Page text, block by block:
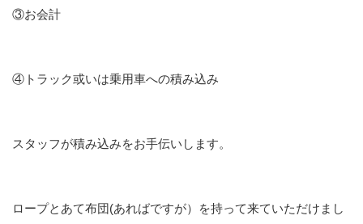
③お会計
④トラック或いは乗用車への積み込み
スタッフが積み込みをお手伝いします。
ロープとあて布団(あればですが）を持って来ていただけまし